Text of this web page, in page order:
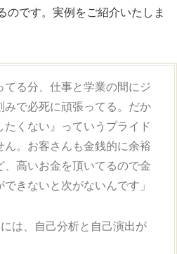
のです。実例をご紹介いたしま
てる分、仕事と学業の間にジ
みで必死に頑張ってる。だか
たくない』っていうプライド
ん。お客さんも金銭的に余裕
、高いお金を頂いてるので金
きないと次がないんです」
は、自己分析と自己演出が